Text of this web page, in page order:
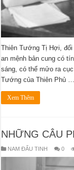
Thiên Tướng Tị Hợi,
an mệnh bản cung có
sáng, có thể mửo ra
Tướng của Thiên Phủ …
Xem Thêm
NHỮNG CÂU
NAM ĐẨU TINH 0